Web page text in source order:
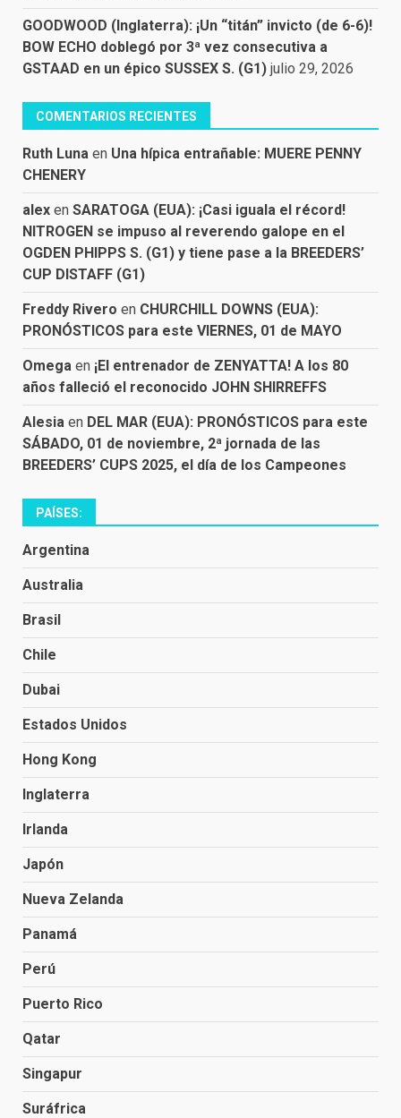
GOODWOOD (Inglaterra): ¡Un “titán” invicto (de 6-6)!
BOW ECHO doblegó por 3ª vez consecutiva a
GSTAAD en un épico SUSSEX S. (G1) julio 29, 2026
COMENTARIOS RECIENTES
Ruth Luna en Una hípica entrañable: MUERE PENNY
CHENERY
alex en SARATOGA (EUA): ¡Casi iguala el récord!
NITROGEN se impuso al reverendo galope en el
OGDEN PHIPPS S. (G1) y tiene pase a la BREEDERS’
CUP DISTAFF (G1)
Freddy Rivero en CHURCHILL DOWNS (EUA):
PRONÓSTICOS para este VIERNES, 01 de MAYO
Omega en ¡El entrenador de ZENYATTA! A los 80
años falleció el reconocido JOHN SHIRREFFS
Alesia en DEL MAR (EUA): PRONÓSTICOS para este
SÁBADO, 01 de noviembre, 2ª jornada de las
BREEDERS’ CUPS 2025, el día de los Campeones
PAÍSES:
Argentina
Australia
Brasil
Chile
Dubai
Estados Unidos
Hong Kong
Inglaterra
Irlanda
Japón
Nueva Zelanda
Panamá
Perú
Puerto Rico
Qatar
Singapur
Suráfrica